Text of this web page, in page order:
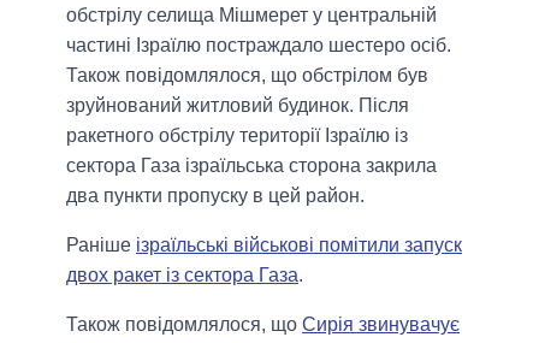
обстрілу селища Мішмерет у центральній
частині Ізраїлю постраждало шестеро осіб.
Також повідомлялося, що обстрілом був
зруйнований житловий будинок. Після
ракетного обстрілу території Ізраїлю із
сектора Газа ізраїльська сторона закрила
два пункти пропуску в цей район.
Раніше ізраїльські військові помітили запуск
двох ракет із сектора Газа.
Також повідомлялося, що Сирія звинувачує